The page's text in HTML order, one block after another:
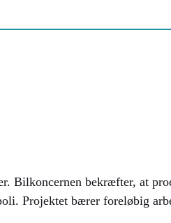
Bilkoncernen bekræfter, at
Projektet bærer foreløbig